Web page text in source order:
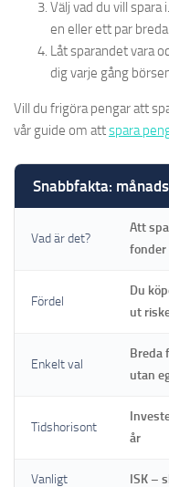
Välj vad du vill spara
en eller ett par
Låt sparandet vara
dig varje gång
Vill du frigöra pengar att
vår guide om attspara
Snabbfakta:
Vad är det?
Att
fonder
Fördel
Du
ut
Enkelt val
Breda
utan
Tidshorisont
år
Vanligt ISK –